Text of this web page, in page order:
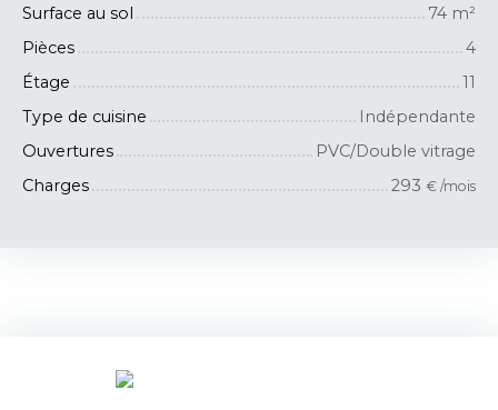
Surface au sol
74 m²
Pièces
4
Étage
11
Type de cuisine
Indépendante
Ouvertures
PVC/Double vitrage
Charges
293 € /mois